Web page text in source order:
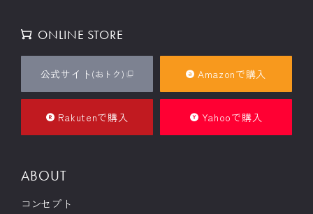
ABOUT
コンセプト
ONLINE STORE
公式サイト(おトク) Amazonで購入
Rakutenで購入 Yahooで購入